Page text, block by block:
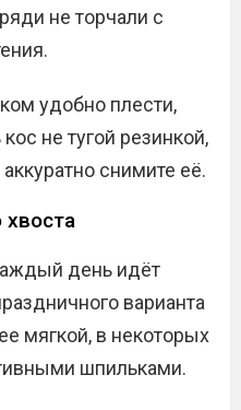
не торчали с
удобно плести,
не тугой резинкой,
снимите её.
хвоста
день идёт
варианта
мягкой, в некоторых
шпильками.